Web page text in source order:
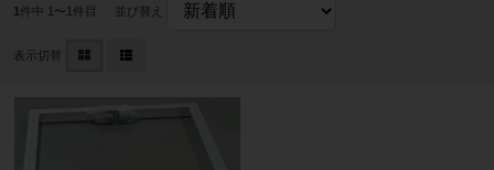
1 件中 1〜1件目 並び替え
表示切替